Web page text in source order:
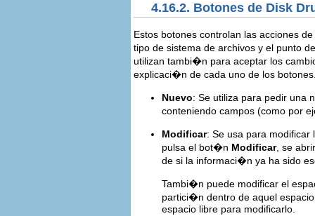
4.16.2. Botones de Disk
Estos botones controlan las acciones de
tipo de sistema de archivos y el punto
utilizan tambi�n para aceptar los
explicaci�n de cada uno de los
Nuevo: Se utiliza para pedir una
conteniendo campos (como por
Modificar: Se usa para
pulsa el bot�n Modificar, se
de si la informaci�n ya ha sido
Tambi�n puede modificar el
partici�n dentro de aquel
espacio libre para modificarlo.